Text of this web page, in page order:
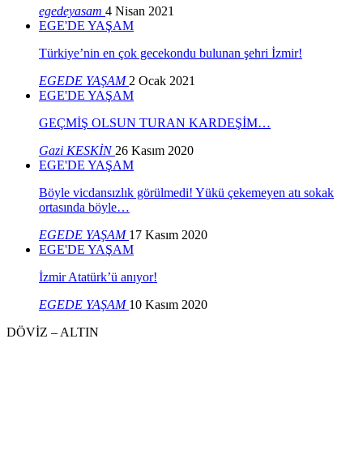
egedeyasam 4 Nisan 2021
EGE'DE YAŞAM
Türkiye’nin en çok gecekondu bulunan şehri İzmir!
EGEDE YAŞAM 2 Ocak 2021
EGE'DE YAŞAM
GEÇMİŞ OLSUN TURAN KARDEŞİM…
Gazi KESKİN 26 Kasım 2020
EGE'DE YAŞAM
Böyle vicdansızlık görülmedi! Yükü çekemeyen atı sokak
ortasında böyle…
EGEDE YAŞAM 17 Kasım 2020
EGE'DE YAŞAM
İzmir Atatürk’ü anıyor!
EGEDE YAŞAM 10 Kasım 2020
DÖVİZ – ALTIN